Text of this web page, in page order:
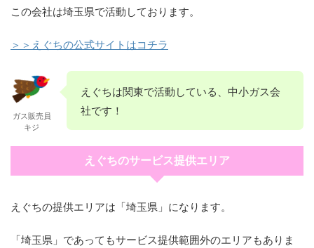
この会社は埼玉県で活動しております。
＞＞えぐちの公式サイトはコチラ
ガス販売員
キジ
えぐちは関東で活動している、中小ガス会
社です！
えぐちのサービス提供エリア
えぐちの提供エリアは「埼玉県」になります。
「埼玉県」であってもサービス提供範囲外のエリアもありま